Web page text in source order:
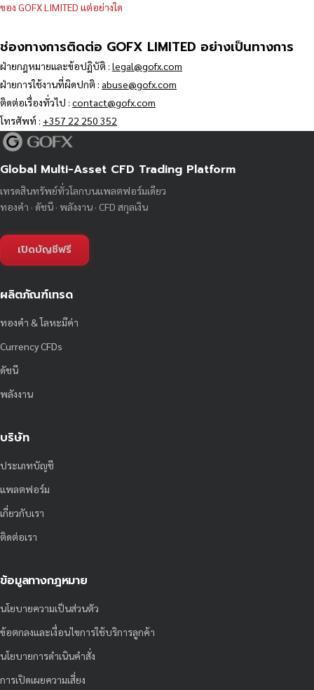
ของ GOFX LIMITED แต่อย่างใด
ช่องทางการติดต่อ GOFX LIMITED อย่างเป็นทางการ
ฝ่ายกฎหมายและข้อปฏิบัติ : legal@gofx.com
ฝ่ายการใช้งานที่ผิดปกติ : abuse@gofx.com
ติดต่อเรื่องทั่วไป : contact@gofx.com
โทรศัพท์ : +357 22 250 352
Global Multi-Asset CFD Trading Platform
เทรดสินทรัพย์ทั่วโลกบนแพลตฟอร์มเดียว
ทองคำ · ดัชนี · พลังงาน · CFD สกุลเงิน
เปิดบัญชีฟรี
ผลิตภัณฑ์เทรด
ทองคำ & โลหะมีค่า
Currency CFDs
ดัชนี
พลังงาน
บริษัท
ประเภทบัญชี
แพลตฟอร์ม
เกี่ยวกับเรา
ติดต่อเรา
ข้อมูลทางกฎหมาย
นโยบายความเป็นส่วนตัว
ข้อตกลงและเงื่อนไขการใช้บริการลูกค้า
นโยบายการดำเนินคำสั่ง
การเปิดเผยความเสี่ยง